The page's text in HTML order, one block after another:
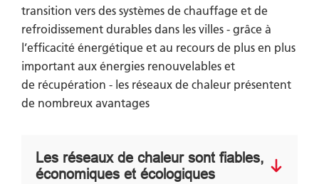
transition vers des systèmes de chauffage et de
refroidissement durables dans les villes - grâce à
l’efficacité énergétique et au recours de plus en plus
important aux énergies renouvelables et
de récupération - les réseaux de chaleur présentent
de nombreux avantages
Les réseaux de chaleur sont fiables,
économiques et écologiques